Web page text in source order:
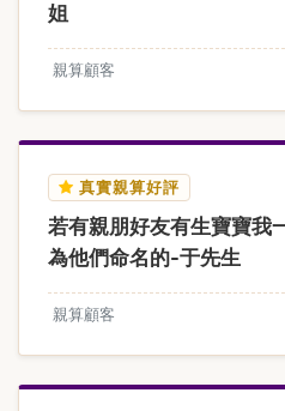
姐
親算顧客
真實親算好評
若有親朋好友有生寶寶我
為他們命名的-于先生
親算顧客